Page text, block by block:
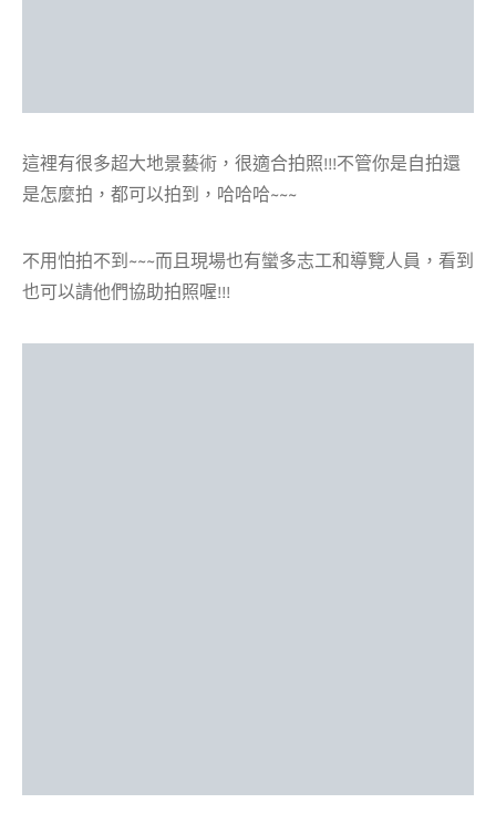
這裡有很多超大地景藝術，很適合拍照!!!不管你是自拍還
是怎麼拍，都可以拍到，哈哈哈~~~
不用怕拍不到~~~而且現場也有蠻多志工和導覽人員，看到
也可以請他們協助拍照喔!!!